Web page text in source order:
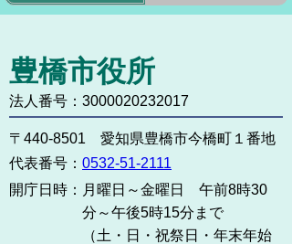
豊橋市役所
法人番号：3000020232017
〒440-8501 愛知県豊橋市今橋町１番地
代表番号： 0532-51-2111
開庁日時： 月曜日～金曜日 午前8時30
分～午後5時15分まで
（土・日・祝祭日・年末年始